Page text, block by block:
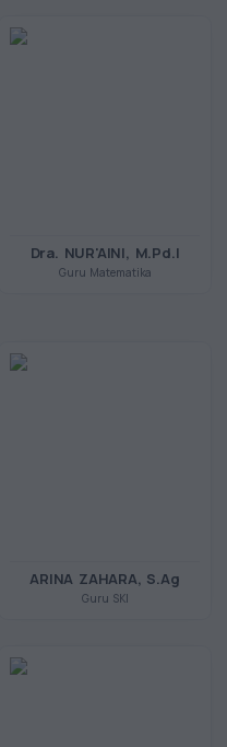
Dra. NUR'AINI, M.Pd.I
Guru Matematika
ARINA ZAHARA, S.Ag
Guru SKI